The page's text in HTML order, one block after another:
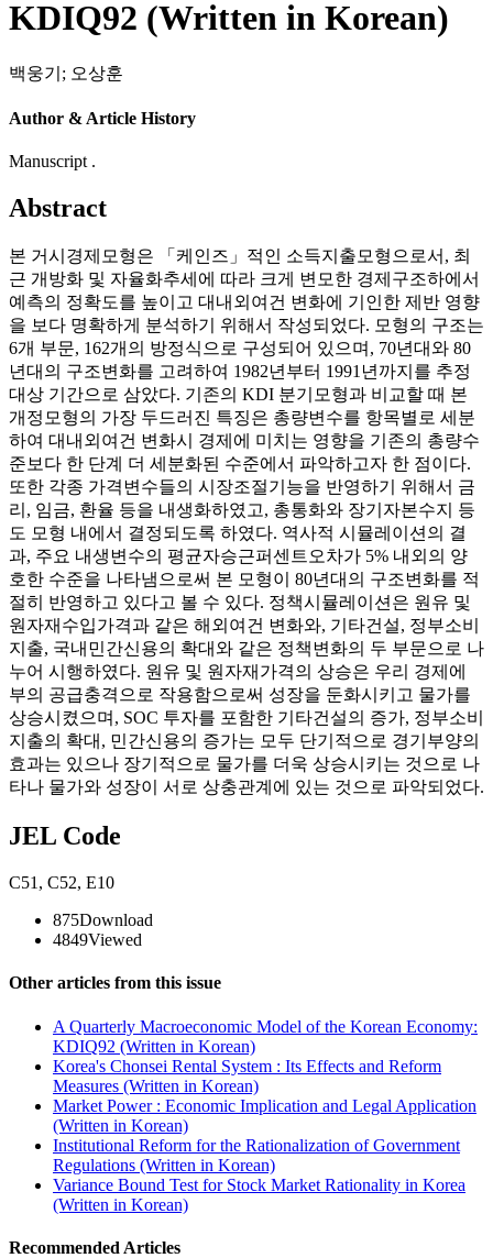
KDIQ92 (Written in Korean)
백웅기 ; 오상훈
Author & Article History
Manuscript .
Abstract
본 거시경제모형은 「케인즈」적인 소득지출모형으로서, 최
근 개방화 및 자율화추세에 따라 크게 변모한 경제구조하에서
예측의 정확도를 높이고 대내외여건 변화에 기인한 제반 영향
을 보다 명확하게 분석하기 위해서 작성되었다. 모형의 구조는
6개 부문, 162개의 방정식으로 구성되어 있으며, 70년대와 80
년대의 구조변화를 고려하여 1982년부터 1991년까지를 추정
대상 기간으로 삼았다. 기존의 KDI 분기모형과 비교할 때 본
개정모형의 가장 두드러진 특징은 총량변수를 항목별로 세분
하여 대내외여건 변화시 경제에 미치는 영향을 기존의 총량수
준보다 한 단계 더 세분화된 수준에서 파악하고자 한 점이다.
또한 각종 가격변수들의 시장조절기능을 반영하기 위해서 금
리, 임금, 환율 등을 내생화하였고, 총통화와 장기자본수지 등
도 모형 내에서 결정되도록 하였다. 역사적 시뮬레이션의 결
과, 주요 내생변수의 평균자승근퍼센트오차가 5% 내외의 양
호한 수준을 나타냄으로써 본 모형이 80년대의 구조변화를 적
절히 반영하고 있다고 볼 수 있다. 정책시뮬레이션은 원유 및
원자재수입가격과 같은 해외여건 변화와, 기타건설, 정부소비
지출, 국내민간신용의 확대와 같은 정책변화의 두 부문으로 나
누어 시행하였다. 원유 및 원자재가격의 상승은 우리 경제에
부의 공급충격으로 작용함으로써 성장을 둔화시키고 물가를
상승시켰으며, SOC 투자를 포함한 기타건설의 증가, 정부소비
지출의 확대, 민간신용의 증가는 모두 단기적으로 경기부양의
효과는 있으나 장기적으로 물가를 더욱 상승시키는 것으로 나
타나 물가와 성장이 서로 상충관계에 있는 것으로 파악되었다.
JEL Code
C51 , C52, E10
875Download
4849Viewed
Other articles from this issue
A Quarterly Macroeconomic Model of the Korean Economy:
KDIQ92 (Written in Korean)
Korea's Chonsei Rental System : Its Effects and Reform
Measures (Written in Korean)
Market Power : Economic Implication and Legal Application
(Written in Korean)
Institutional Reform for the Rationalization of Government
Regulations (Written in Korean)
Variance Bound Test for Stock Market Rationality in Korea
(Written in Korean)
Recommended Articles